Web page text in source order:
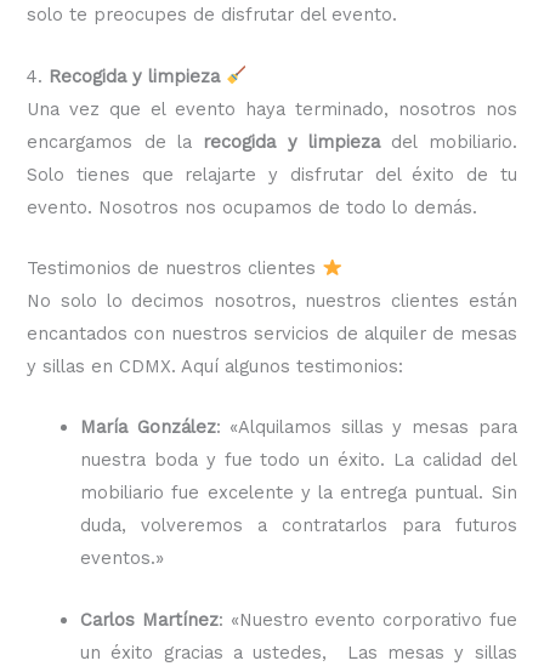
solo te preocupes de disfrutar del evento.
4. Recogida y limpieza
Una vez que el evento haya terminado, nosotros nos
encargamos de la recogida y limpiezadel mobiliario.
Solo tienes que relajarte y disfrutar del éxito de tu
evento. Nosotros nos ocupamos de todo lo demás.
Testimonios de nuestros clientes
No solo lo decimos nosotros, nuestros clientes están
encantados con nuestros servicios de alquiler de mesas
y sillas en CDMX. Aquí algunos testimonios:
María González: «Alquilamos sillas y mesas para
nuestra boda y fue todo un éxito. La calidad del
mobiliario fue excelente y la entrega puntual. Sin
duda, volveremos a contratarlos para futuros
eventos.»
Carlos Martínez: «Nuestro evento corporativo fue
un éxito gracias a ustedes, Las mesas y sillas